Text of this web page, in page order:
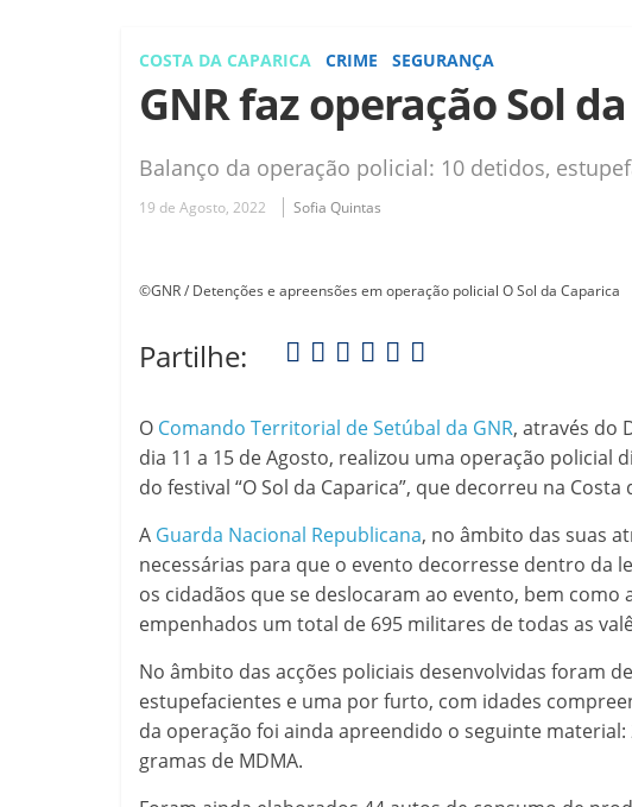
COSTA DA CAPARICA CRIME SEGURANÇA
GNR faz operação Sol
Balanço da operação policial: 10 detidos,
19 de Agosto, 2022 Sofia Quintas
©GNR / Detenções e apreensões em operação policial O Sol da Caparica
Partilhe:
O Comando Territorial de Setúbal da GNR, através do
dia 11 a 15 de Agosto, realizou uma operação policial
do festival “O Sol da Caparica”, que decorreu na Costa
A Guarda Nacional Republicana, no âmbito das suas
necessárias para que o evento decorresse dentro da
os cidadãos que se deslocaram ao evento, bem
empenhados um total de 695 militares de todas as
No âmbito das acções policiais desenvolvidas foram
estupefacientes e uma por furto, com idades
da operação foi ainda apreendido o seguinte material:
gramas de MDMA.